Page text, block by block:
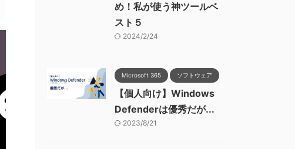
め！私が使う神ツールベ
スト５
2024/2/24
Microsoft 365 ソフトウェア
【個人向け】Windows
Defenderは優秀だが...
2023/8/21